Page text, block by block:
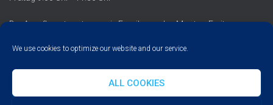
We use cookies to optimize our website and our service.
ALL COOKIES
Der Anrufbeantworter sowie Emails werden Montag-Freitag
DATENSCHUTZERKLÄRUNG IMPRESSUM COOKIE POLICY